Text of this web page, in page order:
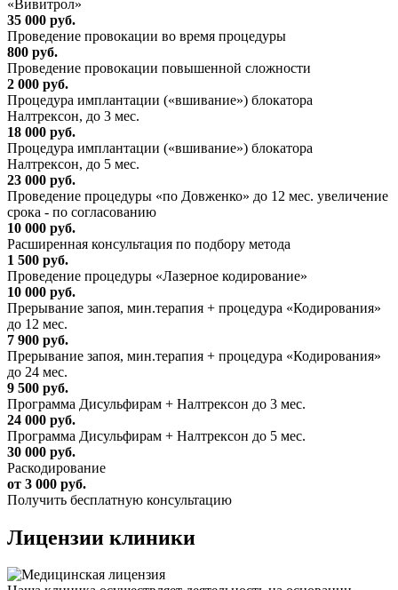
«Вивитрол»
35 000 руб.
Проведение провокации во время процедуры
800 руб.
Проведение провокации повышенной сложности
2 000 руб.
Процедура имплантации («вшивание») блокатора
Налтрексон, до 3 мес.
18 000 руб.
Процедура имплантации («вшивание») блокатора
Налтрексон, до 5 мес.
23 000 руб.
Проведение процедуры «по Довженко» до 12 мес. увеличение
срока - по согласованию
10 000 руб.
Расширенная консультация по подбору метода
1 500 руб.
Проведение процедуры «Лазерное кодирование»
10 000 руб.
Прерывание запоя, мин.терапия + процедура «Кодирования»
до 12 мес.
7 900 руб.
Прерывание запоя, мин.терапия + процедура «Кодирования»
до 24 мес.
9 500 руб.
Программа Дисульфирам + Налтрексон до 3 мес.
24 000 руб.
Программа Дисульфирам + Налтрексон до 5 мес.
30 000 руб.
Раскодирование
от 3 000 руб.
Получить бесплатную консультацию
Лицензии клиники